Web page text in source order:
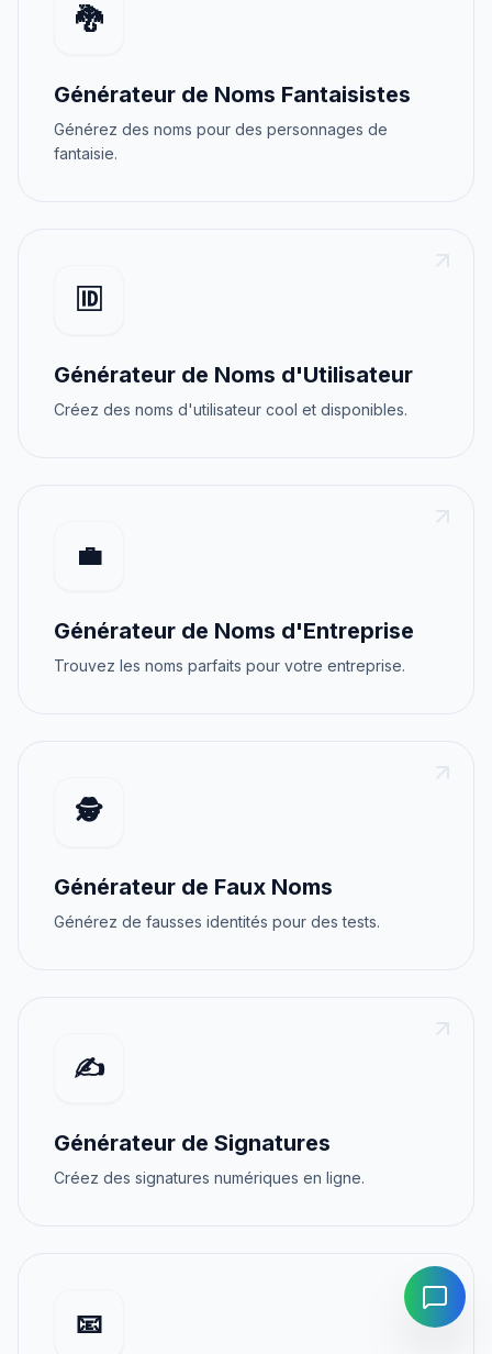
🐉
Générateur de Noms Fantaisistes
Générez des noms pour des personnages de
fantaisie.
🆔
Générateur de Noms d'Utilisateur
Créez des noms d'utilisateur cool et disponibles.
💼
Générateur de Noms d'Entreprise
Trouvez les noms parfaits pour votre entreprise.
🕵️
Générateur de Faux Noms
Générez de fausses identités pour des tests.
✍️
Générateur de Signatures
Créez des signatures numériques en ligne.
📧